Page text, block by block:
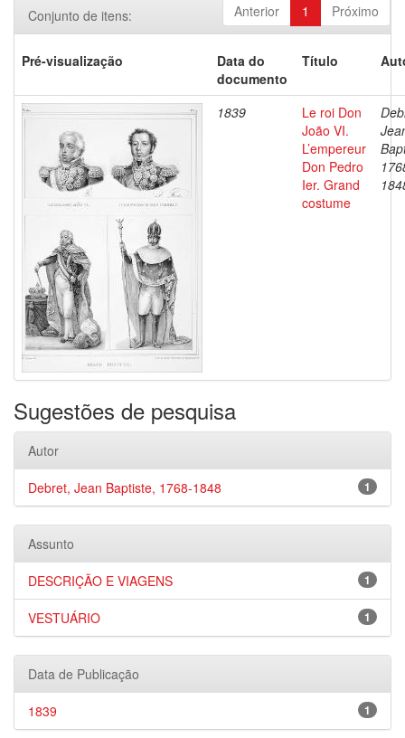
Anterior 1 Próximo
Conjunto de itens:
Pré-visualização
Data do
documento
Título
1839
Le roi Don
João VI.
L’empereur
Don Pedro
Ier. Grand
costume
Sugestões de pesquisa
Autor
1
Debret, Jean Baptiste, 1768-1848
Assunto
1
DESCRIÇÃO E VIAGENS
1
VESTUÁRIO
Data de Publicação
1
1839